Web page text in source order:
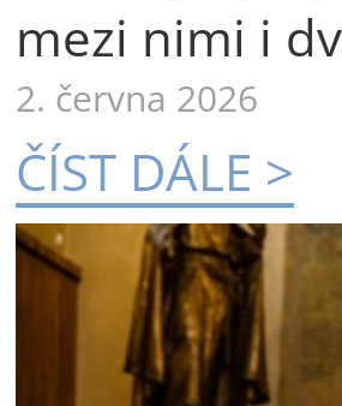
mezi nimi i
2. června 2026
ČÍST DÁLE >